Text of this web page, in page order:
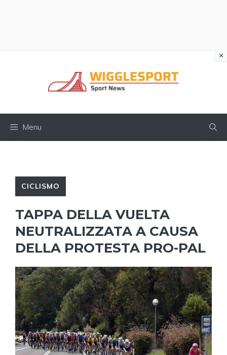
Menu
CICLISMO
TAPPA DELLA VUELTA
NEUTRALIZZATA A CAUSA
DELLA PROTESTA PRO-PAL
×